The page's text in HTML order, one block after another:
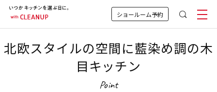
ショールーム予約
北欧スタイルの空間に藍染め調の木
目キッチン
Point